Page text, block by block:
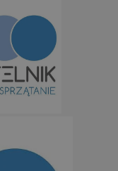
korzystanie z podstawowych
kontem. Bez
internetowej.
Provider/
orzesze.com.pl